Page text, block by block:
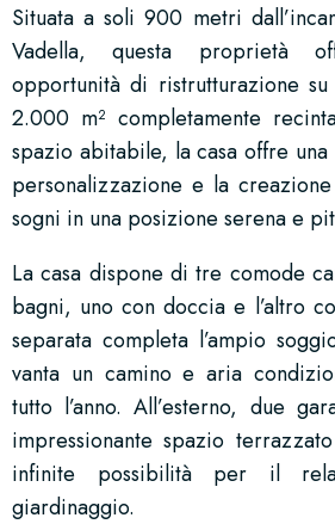
Situata a soli 900 metri
Vadella, questa proprietà
opportunità di ristrutturazione
2.000 m² completamente
spazio abitabile, la casa offre
personalizzazione e la
sogni in una posizione serena e
La casa dispone di tre comode
bagni, uno con doccia e l’altro
separata completa l’ampio
vanta un camino e aria
tutto l’anno. All’esterno, due
impressionante spazio
infinite possibilità per il
giardinaggio.